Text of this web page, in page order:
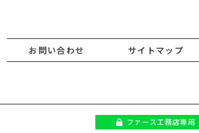
お問い合わせ サイトマップ
ファース工務店専用